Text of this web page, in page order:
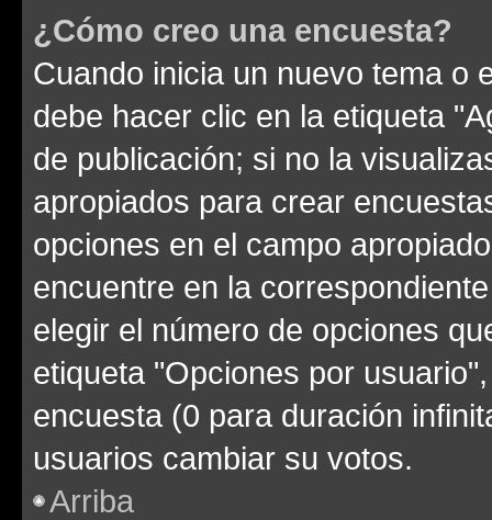
¿Cómo creo una encuesta?
Cuando inicia un nuevo tema o
debe hacer clic en la etiqueta
de publicación; si no la
apropiados para crear
opciones en el campo
encuentre en la
elegir el número de opciones
etiqueta "Opciones por
encuesta (0 para duración
usuarios cambiar su votos.
Arriba